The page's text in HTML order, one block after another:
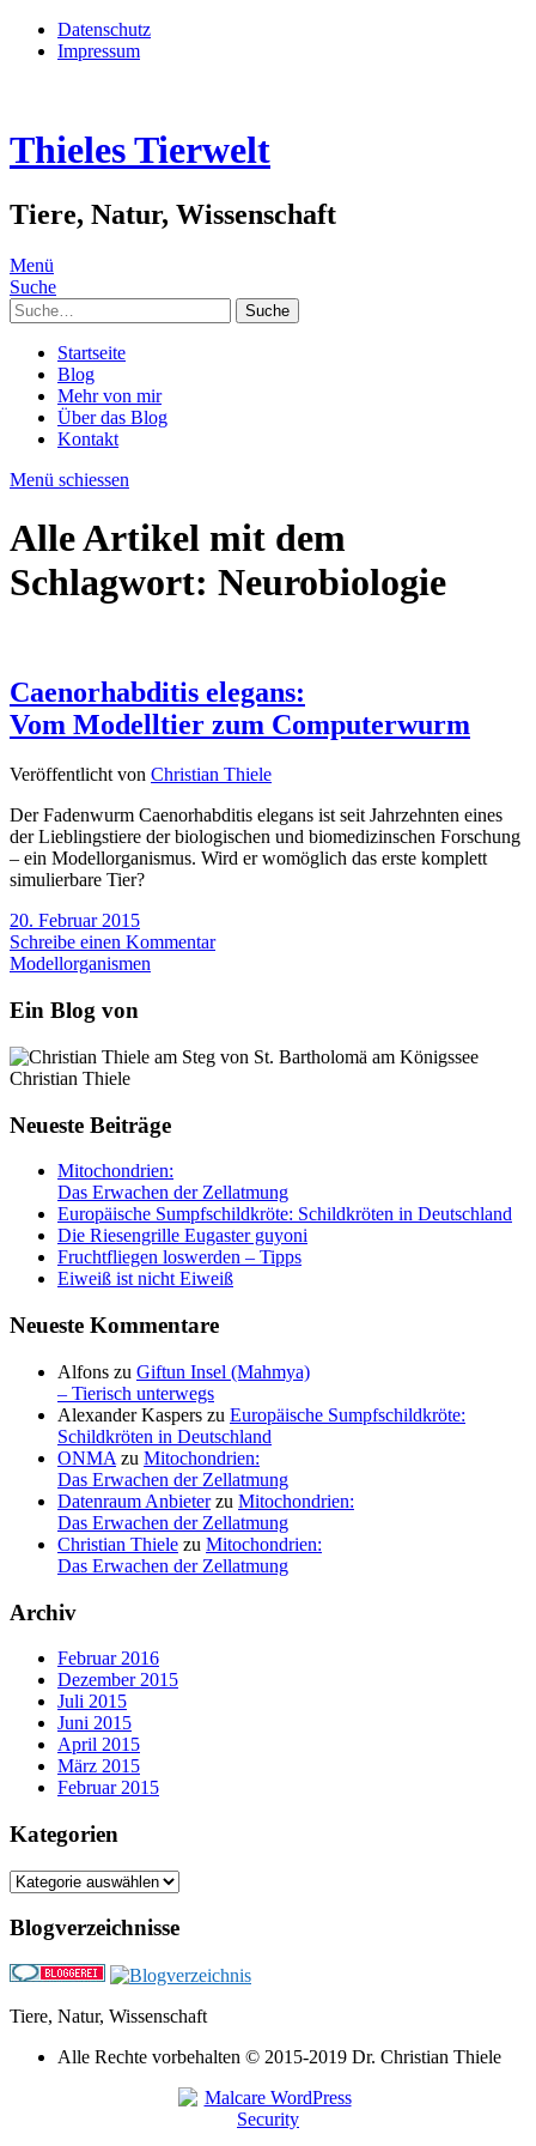
Datenschutz
Impressum
Thieles Tierwelt
Tiere, Natur, Wissenschaft
Menü
Suche
Suche
Startseite
Blog
Mehr von mir
Über das Blog
Kontakt
Menü schiessen
Alle Artikel mit dem
Schlagwort: Neurobiologie
Caenorhabditis elegans:
Vom Modelltier zum Computerwurm
Veröffentlicht von Christian Thiele
Der Fadenwurm Caenorhabditis elegans ist seit Jahrzehnten eines
der Lieblingstiere der biologischen und biomedizinschen Forschung
– ein Modellorganismus. Wird er womöglich das erste komplett
simulierbare Tier?
20. Februar 2015
Schreibe einen Kommentar
Modellorganismen
Ein Blog von
Christian Thiele
Neueste Beiträge
Mitochondrien:
Das Erwachen der Zellatmung
Europäische Sumpfschildkröte: Schildkröten in Deutschland
Die Riesengrille Eugaster guyoni
Fruchtfliegen loswerden – Tipps
Eiweiß ist nicht Eiweiß
Neueste Kommentare
Alfons zu Giftun Insel (Mahmya)
– Tierisch unterwegs
Alexander Kaspers zu Europäische Sumpfschildkröte:
Schildkröten in Deutschland
ONMA zu Mitochondrien:
Das Erwachen der Zellatmung
Datenraum Anbieterzu Mitochondrien:
Das Erwachen der Zellatmung
Christian Thiele zu Mitochondrien:
Das Erwachen der Zellatmung
Archiv
Februar 2016
Dezember 2015
Juli 2015
Juni 2015
April 2015
März 2015
Februar 2015
Kategorien
Kategorien
Blogverzeichnisse
Tiere, Natur, Wissenschaft
Alle Rechte vorbehalten © 2015-2019 Dr. Christian Thiele